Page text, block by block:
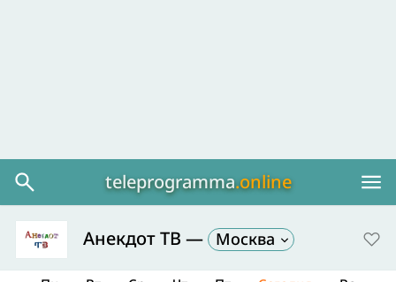
teleprogramma.online
Анекдот ТВ — Москва